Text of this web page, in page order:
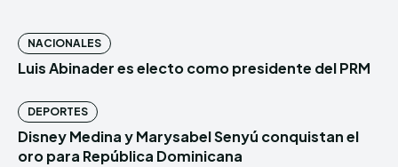
NACIONALES
Luis Abinader es electo como presidente del PRM
DEPORTES
Disney Medina y Marysabel Senyú conquistan el
oro para República Dominicana